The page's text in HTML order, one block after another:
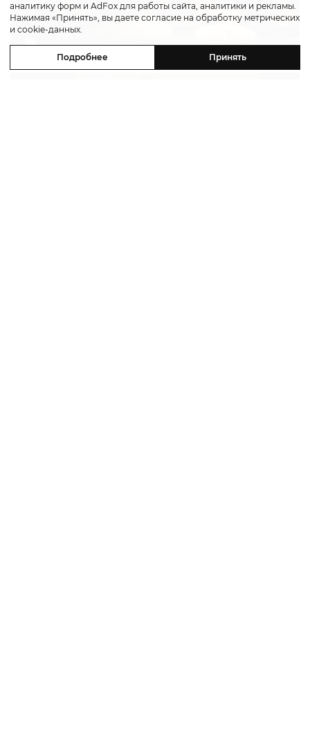
аналитику форм и AdFox для работы сайта, аналитики и рекламы.
Нажимая «Принять», вы даете согласие на обработку метрических
и cookie-данных.
Подробнее Принять